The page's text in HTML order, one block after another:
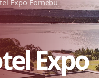
Expo Fornebu
Expo